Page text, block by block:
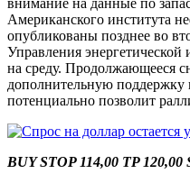
Американского института
опубликованы позднее во
Управления
на среду. Продолжающееся
дополнительную поддержку
потенциально позволит
BUY STOP 114,00 TP 120,00